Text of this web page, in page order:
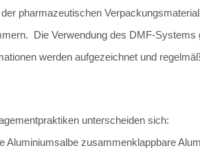
der pharmazeutischen
Die Verwendung des DMF-
werden aufgezeichnet und
unterscheiden sich:
Aluminiumsalbe zusammenklappbare